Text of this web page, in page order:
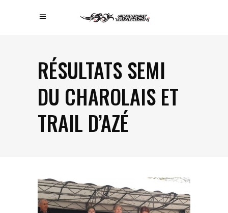
RÉSULTATS SEMI
DU CHAROLAIS ET
TRAIL D’AZÉ